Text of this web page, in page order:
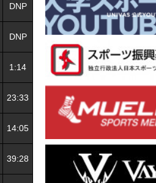
DNP
DNP
1:14
23:33
14:05
39:28